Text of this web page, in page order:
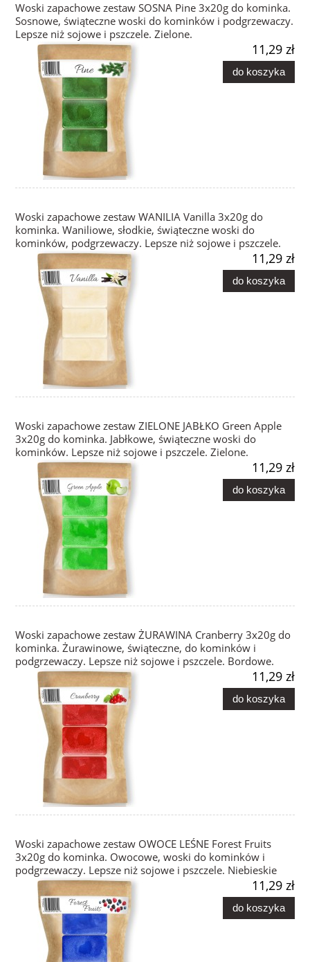
Woski zapachowe zestaw SOSNA Pine 3x20g do kominka.
Sosnowe, świąteczne woski do kominków i podgrzewaczy.
Lepsze niż sojowe i pszczele. Zielone.
11,29 zł
do koszyka
Woski zapachowe zestaw WANILIA Vanilla 3x20g do
kominka. Waniliowe, słodkie, świąteczne woski do
kominków, podgrzewaczy. Lepsze niż sojowe i pszczele.
11,29 zł
do koszyka
Woski zapachowe zestaw ZIELONE JABŁKO Green Apple
3x20g do kominka. Jabłkowe, świąteczne woski do
kominków. Lepsze niż sojowe i pszczele. Zielone.
11,29 zł
do koszyka
Woski zapachowe zestaw ŻURAWINA Cranberry 3x20g do
kominka. Żurawinowe, świąteczne, do kominków i
podgrzewaczy. Lepsze niż sojowe i pszczele. Bordowe.
11,29 zł
do koszyka
Woski zapachowe zestaw OWOCE LEŚNE Forest Fruits
3x20g do kominka. Owocowe, woski do kominków i
podgrzewaczy. Lepsze niż sojowe i pszczele. Niebieskie
11,29 zł
do koszyka